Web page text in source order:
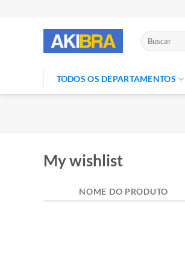
Pesquisar
por:
TODOS OS DEPARTAMENTOS
My wishlist
NOME DO PRODUTO